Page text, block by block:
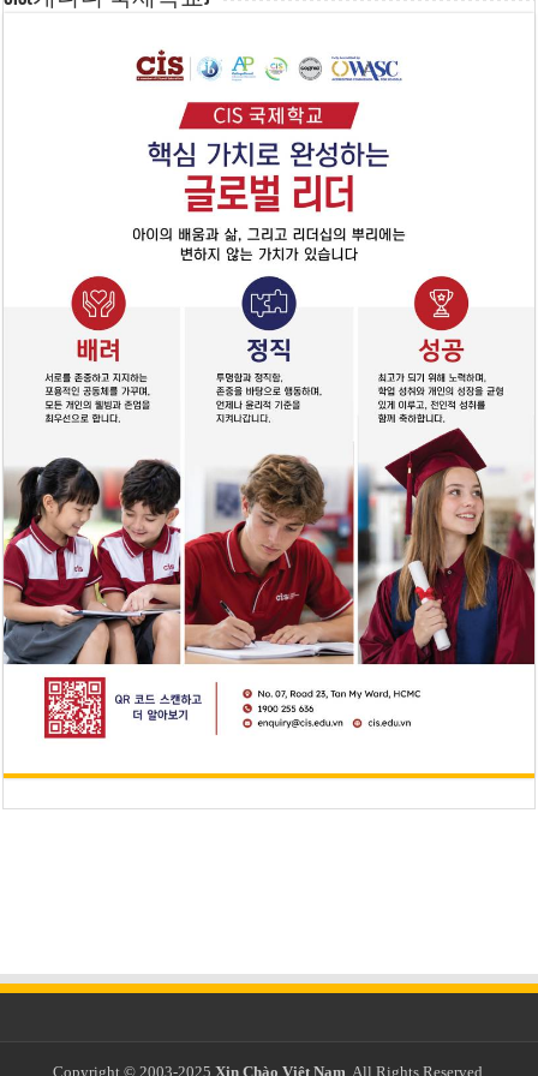
Copyright © 2003-2025 Xin Chào Việt Nam . All Rights Reserved.